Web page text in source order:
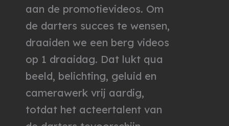
aan de promotievideos. Om
de darters succes te wensen,
draaiden we een berg videos
op 1 draaidag. Dat lukt qua
beeld, belichting, geluid en
camerawerk vrij aardig,
totdat het acteertalent van